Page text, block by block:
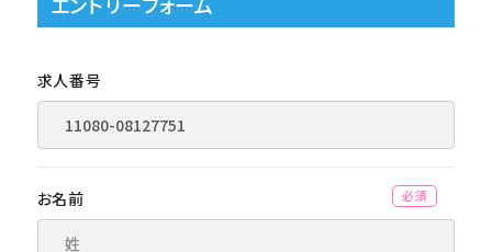
求人番号
お名前 (必須)